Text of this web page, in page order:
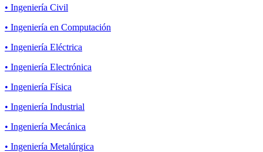
• Ingeniería Civil
• Ingeniería en Computación
• Ingeniería Eléctrica
• Ingeniería Electrónica
• Ingeniería Física
• Ingeniería Industrial
• Ingeniería Mecánica
• Ingeniería Metalúrgica